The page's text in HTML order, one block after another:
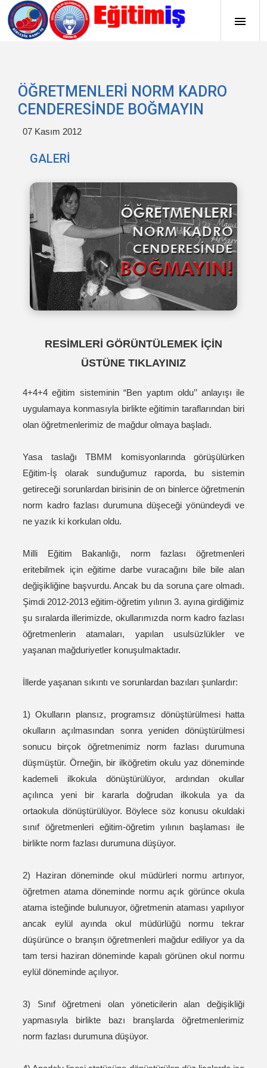
ÖĞRETMENLERİ NORM KADRO
CENDERESİNDE BOĞMAYIN
07 Kasım 2012
GALERİ
RESİMLERİ GÖRÜNTÜLEMEK İÇİN
ÜSTÜNE TIKLAYINIZ
4+4+4 eğitim sisteminin “Ben yaptım oldu’’ anlayışı ile
uygulamaya konmasıyla birlikte eğitimin taraflarından biri
olan öğretmenlerimiz de mağdur olmaya başladı.
Yasa taslağı TBMM komisyonlarında görüşülürken
Eğitim-İş olarak sunduğumuz raporda, bu sistemin
getireceği sorunlardan birisinin de on binlerce öğretmenin
norm kadro fazlası durumuna düşeceği yönündeydi ve
ne yazık ki korkulan oldu.
Milli Eğitim Bakanlığı, norm fazlası öğretmenleri
eritebilmek için eğitime darbe vuracağını bile bile alan
değişikliğine başvurdu. Ancak bu da soruna çare olmadı.
Şimdi 2012-2013 eğitim-öğretim yılının 3. ayına girdiğimiz
şu sıralarda illerimizde, okullarımızda norm kadro fazlası
öğretmenlerin atamaları, yapılan usulsüzlükler ve
yaşanan mağduriyetler konuşulmaktadır.
İllerde yaşanan sıkıntı ve sorunlardan bazıları şunlardır:
1) Okulların plansız, programsız dönüştürülmesi hatta
okulların açılmasından sonra yeniden dönüştürülmesi
sonucu birçok öğretmenimiz norm fazlası durumuna
düşmüştür. Örneğin, bir ilköğretim okulu yaz döneminde
kademeli ilkokula dönüştürülüyor, ardından okullar
açılınca yeni bir kararla doğrudan ilkokula ya da
ortaokula dönüştürülüyor. Böylece söz konusu okuldaki
sınıf öğretmenleri eğitim-öğretim yılının başlaması ile
birlikte norm fazlası durumuna düşüyor.
2) Haziran döneminde okul müdürleri normu artırıyor,
öğretmen atama döneminde normu açık görünce okula
atama isteğinde bulunuyor, öğretmenin ataması yapılıyor
ancak eylül ayında okul müdürlüğü normu tekrar
düşürünce o branşın öğretmenleri mağdur ediliyor ya da
tam tersi haziran döneminde kapalı görünen okul normu
eylül döneminde açılıyor.
3) Sınıf öğretmeni olan yöneticilerin alan değişikliği
yapmasıyla birlikte bazı branşlarda öğretmenlerimiz
norm fazlası durumuna düşüyor.